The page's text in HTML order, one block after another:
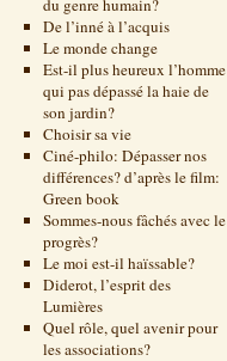
du genre humain?
De l’inné à l’acquis
Le monde change
Est-il plus heureux l’homme
qui pas dépassé la haie de
son jardin?
Choisir sa vie
Ciné-philo: Dépasser nos
différences? d’après le film:
Green book
Sommes-nous fâchés avec le
progrès?
Le moi est-il haïssable?
Diderot, l’esprit des
Lumières
Quel rôle, quel avenir pour
les associations?